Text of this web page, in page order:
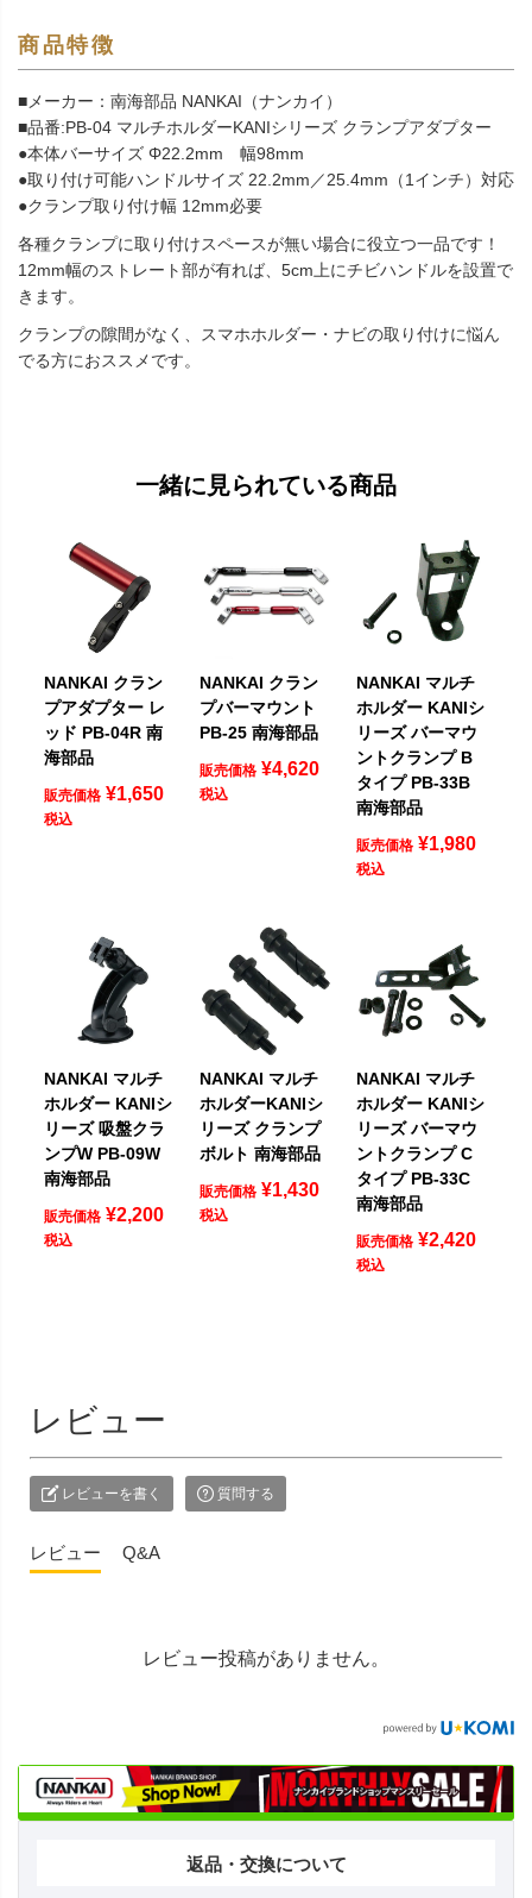
商品特徴
■メーカー：南海部品 NANKAI（ナンカイ）
■品番:PB-04 マルチホルダーKANIシリーズ クランプアダプター
●本体バーサイズ Φ22.2mm 幅98mm
●取り付け可能ハンドルサイズ 22.2mm／25.4mm（1インチ）対応
●クランプ取り付け幅 12mm必要
各種クランプに取り付けスペースが無い場合に役立つ一品です！
12mm幅のストレート部が有れば、5cm上にチビハンドルを設置で
きます。
クランプの隙間がなく、スマホホルダー・ナビの取り付けに悩ん
でる方におススメです。
一緒に見られている商品
NANKAI クラン
プアダプター レ
ッド PB-04R 南
海部品
販売価格 ¥1,650
税込
NANKAI クラン
プバーマウント
PB-25 南海部品
販売価格 ¥4,620
税込
NANKAI マルチ
ホルダー KANIシ
リーズ バーマウ
ントクランプ B
タイプ PB-33B
南海部品
販売価格 ¥1,980
税込
NANKAI マルチ
ホルダー KANIシ
リーズ 吸盤クラ
ンプW PB-09W
南海部品
販売価格 ¥2,200
税込
NANKAI マルチ
ホルダーKANIシ
リーズ クランプ
ボルト 南海部品
販売価格 ¥1,430
税込
NANKAI マルチ
ホルダー KANIシ
リーズ バーマウ
ントクランプ C
タイプ PB-33C
南海部品
販売価格 ¥2,420
税込
レビュー
レビューを書く 質問する
レビュー Q&A
レビュー投稿がありません。
返品・交換について